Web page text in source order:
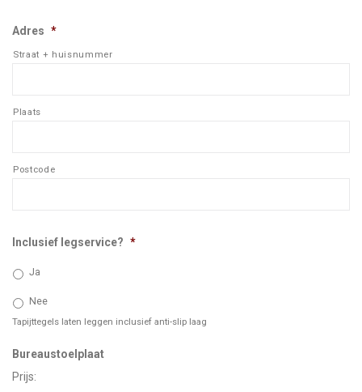
Adres *
Straat + huisnummer
Plaats
Postcode
Inclusief legservice? *
Ja
Nee
Tapijttegels laten leggen inclusief anti-slip laag
BureaustoelplaatAantal
Prijs: